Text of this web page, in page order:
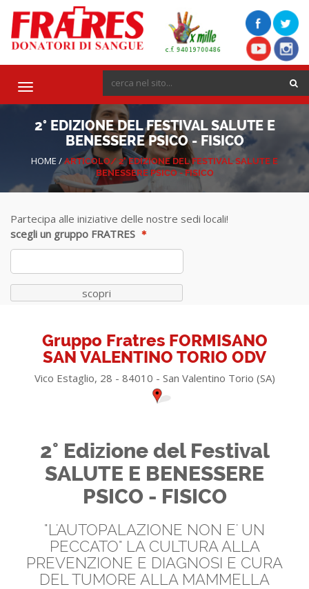
Toggle
2° EDIZIONE DEL FESTIVAL SALUTE E
BENESSERE PSICO - FISICO
HOME /ARTICOLO/ 2° EDIZIONE DEL FESTIVAL SALUTE E
BENESSERE PSICO - FISICO
Partecipa alle iniziative delle nostre sedi locali!
scegli un gruppo FRATRES
scopri
Gruppo Fratres FORMISANO
SAN VALENTINO TORIO ODV
Vico Estaglio, 28 - 84010 - San Valentino Torio (SA)
2° Edizione del Festival
SALUTE E BENESSERE
PSICO - FISICO
"L'AUTOPALAZIONE NON E' UN
PECCATO" LA CULTURA ALLA
PREVENZIONE E DIAGNOSI E CURA
DEL TUMORE ALLA MAMMELLA